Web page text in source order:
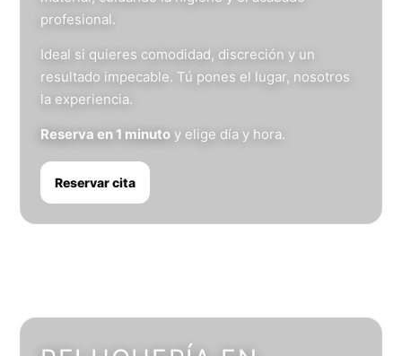
profesional.
Ideal si quieres comodidad, discreción y un
resultado impecable. Tú pones el lugar, nosotros
la experiencia.
Reserva en 1 minuto y elige día y hora.
Reservar cita